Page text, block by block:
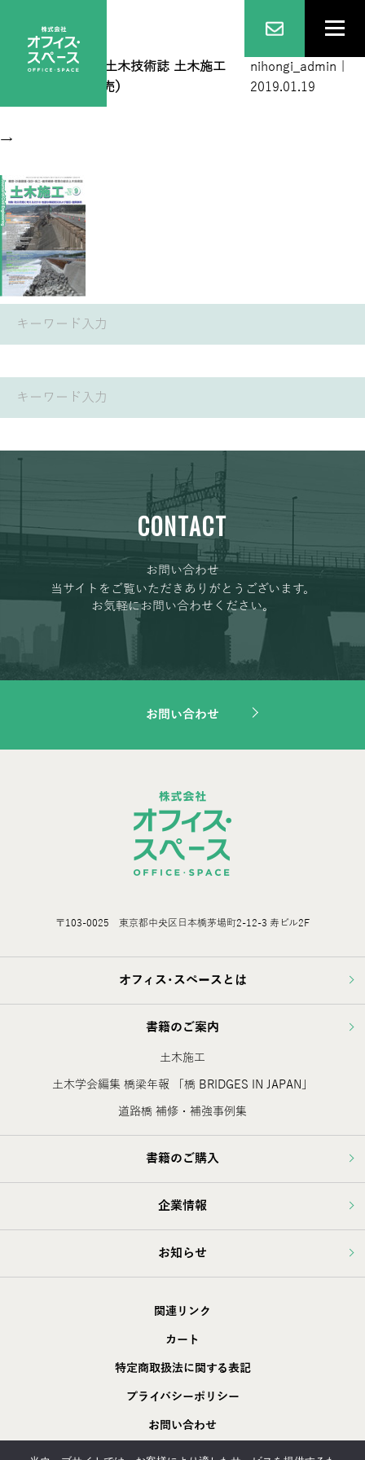
2018 09| ←総合土木技術誌 土木施工
2018年9月号（完売）
nihongi_admin
2019.01.19
→
CONTACT
お問い合わせ
当サイトをご覧いただきありがとうございます。
お気軽にお問い合わせください。
お問い合わせ
〒103-0025 東京都中央区日本橋茅場町2-12-3 寿ビル2F
オフィス･スペースとは
書籍のご案内
土木施工
土木学会編集 橋梁年報 「橋 BRIDGES IN JAPAN」
道路橋 補修・補強事例集
書籍のご購入
企業情報
お知らせ
関連リンク
カート
特定商取扱法に関する表記
プライバシーポリシー
お問い合わせ
採用情報